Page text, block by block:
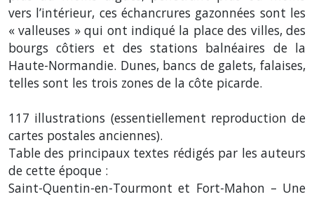
vers l’intérieur, ces échancrures gazonnées sont les
« valleuses » qui ont indiqué la place des villes, des
bourgs côtiers et des stations balnéaires de la
Haute-Normandie. Dunes, bancs de galets, falaises,
telles sont les trois zones de la côte picarde.
117 illustrations (essentiellement reproduction de
cartes postales anciennes).
Table des principaux textes rédigés par les auteurs
de cette époque :
Saint-Quentin-en-Tourmont et Fort-Mahon – Une